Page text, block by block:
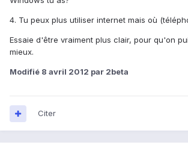
4. Tu peux plus utiliser internet mais où
Essaie d'être vraiment plus clair, pour qu'on
mieux.
Modifié 8 avril 2012 par 2beta
Citer